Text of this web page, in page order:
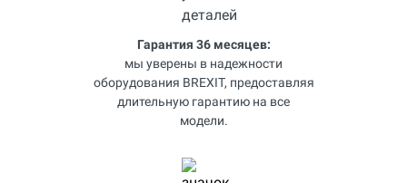
Гарантия 36 месяцев:
мы уверены в надежности
оборудования BREXIT, предоставляя
длительную гарантию на все
модели.